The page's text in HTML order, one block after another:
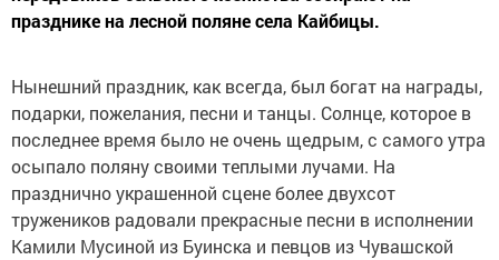
празднике на лесной поляне села Кайбицы.
Нынешний праздник, как всегда, был богат на награды,
подарки, пожелания, песни и танцы. Солнце, которое в
последнее время было не очень щедрым, с самого утра
осыпало поляну своими теплыми лучами. На
празднично украшенной сцене более двухсот
тружеников радовали прекрасные песни в исполнении
Камили Мусиной из Буинска и певцов из Чувашской